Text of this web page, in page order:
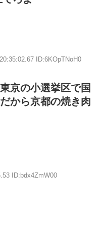
ID:6KOpTNoH0
京の小選挙区で国
から京都の焼き肉
ID:bdx4ZmW00